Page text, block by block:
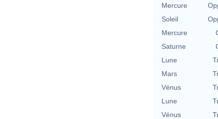
Mercure
Soleil
Mercure
Saturne
Lune
Mars
Vénus
Lune
Vénus